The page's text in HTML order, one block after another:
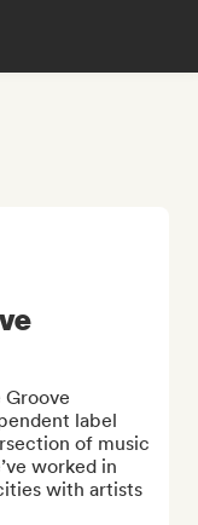
label
of music
worked in
with artists